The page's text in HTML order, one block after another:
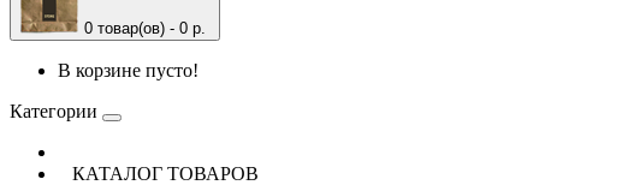
0 товар(ов) - 0 р.
В корзине пусто!
Категории
КАТАЛОГ ТОВАРОВ